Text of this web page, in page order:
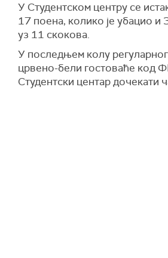
У Студентском центру се
17 поена, колико је убацио
уз 11 скокова.
У последњем колу
црвено-бели гостоваће код
Студентски центар дочекати